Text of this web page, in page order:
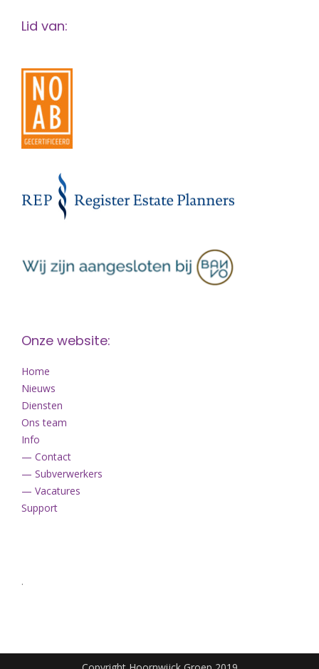
Lid van:
Onze website:
Home
Nieuws
Diensten
Ons team
Info
— Contact
— Subverwerkers
— Vacatures
Support
.